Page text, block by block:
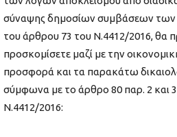
σύναψης δημοσίων συμβάσεων των
του άρθρου 73 του Ν.4412/2016, θα
προσκομίσετε μαζί με την
προσφορά και τα παρακάτω
σύμφωνα με το άρθρο 80 παρ. 2 και
Ν.4412/2016: